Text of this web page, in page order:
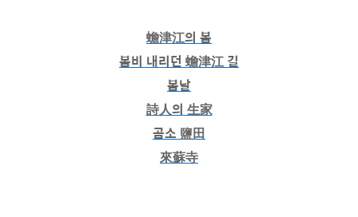
蟾津江의 봄
봄비 내리던 蟾津江 길
봄날
詩人의 生家
곰소 鹽田
來蘇寺